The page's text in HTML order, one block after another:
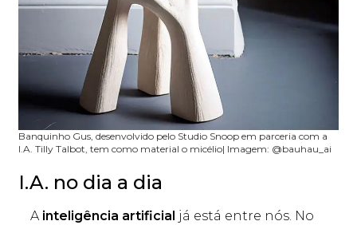
Banquinho Gus, desenvolvido pelo Studio Snoop em parceria com a
I.A. Tilly Talbot, tem como material o micélio| Imagem: @bauhau_ai
I.A. no dia a dia
A inteligência artificial já está entre nós. No